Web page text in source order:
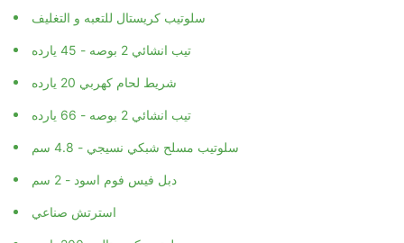
سلوتيب كريستال للتعبه و التغليف
تيب انشائي 2 بوصه - 45 يارده
شريط لحام كهربي 20 يارده
تيب انشائي 2 بوصه - 66 يارده
سلوتيب مسلح شبكي نسيجي - 4.8 سم
دبل فيس فوم اسود - 2 سم
استرتش صناعي